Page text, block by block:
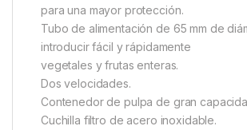
para una mayor protección.
Tubo de alimentación de 65 mm de
introducir fácil y rápidamente
vegetales y frutas enteras.
Dos velocidades.
Contenedor de pulpa de gran
Cuchilla filtro de acero inoxidable.